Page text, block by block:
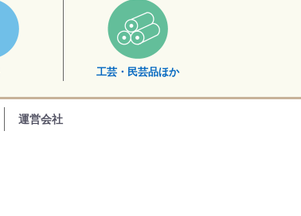
工芸・民芸品ほか
運営会社